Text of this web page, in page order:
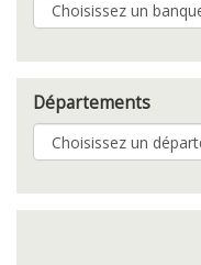
Départements